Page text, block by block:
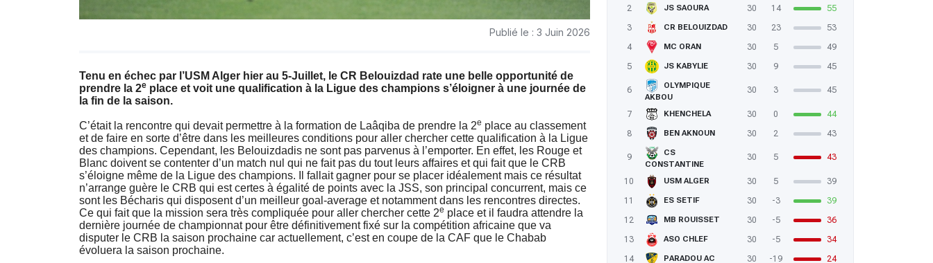
2
JS SAOURA 30 14
55
3
CR BELOUIZDAD 30 23
53
4
MC ORAN 30 5
49
5
JS KABYLIE 30 9 45
6
OLYMPIQUE
AKBOU
30 3 45
7 KHENCHELA 30 0
44
8
BEN AKNOUN 30 2 43
9
CS
CONSTANTINE
30 5 43
10 USM ALGER 30 5
39
11
ES SETIF 30 -3
39
12
MB ROUISSET 30 -5
36
13
ASO CHLEF 30 -5
34
14
PARADOU AC 30 -19
24
Publié le : 3 Juin 2026
Tenu en échec par l’USM Alger hier au 5-Juillet, le CR Belouizdad rate une belle opportunité de
prendre la 2e place et voit une qualification à la Ligue des champions s’éloigner à une journée de
la fin de la saison.
C’était la rencontre qui devait permettre à la formation de Laâqiba de prendre la 2e place au classement
et de faire en sorte d’être dans les meilleures conditions pour aller chercher cette qualification à la Ligue
des champions. Cependant, les Belouizdadis ne sont pas parvenus à l’emporter. En effet, les Rouge et
Blanc doivent se contenter d’un match nul qui ne fait pas du tout leurs affaires et qui fait que le CRB
s’éloigne même de la Ligue des champions. Il fallait gagner pour se placer idéalement mais ce résultat
n’arrange guère le CRB qui est certes à égalité de points avec la JSS, son principal concurrent, mais ce
sont les Bécharis qui disposent d’un meilleur goal-average et notamment dans les rencontres directes.
Ce qui fait que la mission sera très compliquée pour aller chercher cette 2e place et il faudra attendre la
dernière journée de championnat pour être définitivement fixé sur la compétition africaine que va
disputer le CRB la saison prochaine car actuellement, c’est en coupe de la CAF que le Chabab
évoluera la saison prochaine.